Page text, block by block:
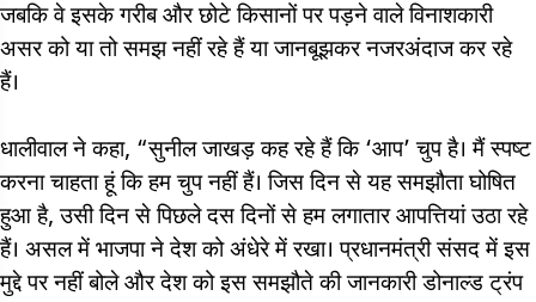
जबकि वे इसके गरीब और छोटे किसानों पर पड़ने वाले विनाशकारी
असर को या तो समझ नहीं रहे हैं या जानबूझकर नजरअंदाज कर रहे
हैं।
धालीवाल ने कहा, “सुनील जाखड़ कह रहे हैं कि ‘आप’ चुप है। मैं स्पष्ट
करना चाहता हूं कि हम चुप नहीं हैं। जिस दिन से यह समझौता घोषित
हुआ है, उसी दिन से पिछले दस दिनों से हम लगातार आपत्तियां उठा रहे
हैं। असल में भाजपा ने देश को अंधेरे में रखा। प्रधानमंत्री संसद में इस
मुद्दे पर नहीं बोले और देश को इस समझौते की जानकारी डोनाल्ड ट्रंप